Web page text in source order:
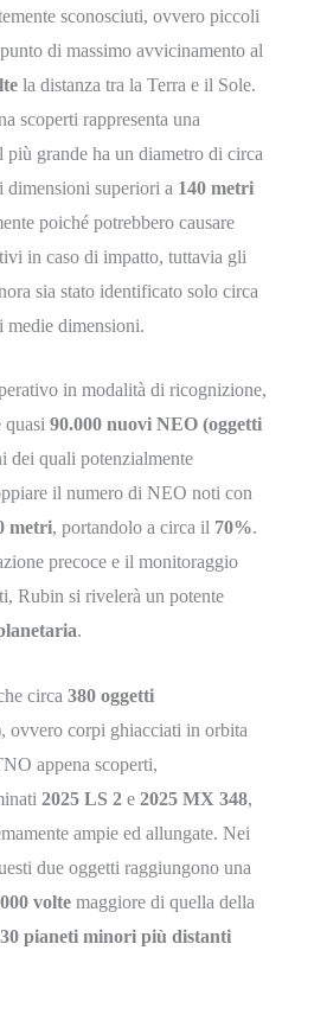
sconosciuti, ovvero piccoli
di massimo avvicinamento al
la distanza tra la Terra e il Sole.
scoperti rappresenta una
più grande ha un diametro di circa
dimensioni superiori a 140 metri
poiché potrebbero causare
in caso di impatto, tuttavia gli
sia stato identificato solo circa
dimensioni.
in modalità di ricognizione,
90.000 nuovi NEO (oggetti
dei quali potenzialmente
il numero di NEO noti con
metri, portandolo a circa il 70%.
precoce e il monitoraggio
Rubin si rivelerà un potente
.
circa 380 oggetti
, ovvero corpi ghiacciati in orbita
appena scoperti,
2025 LS 2 e 2025 MX 348,
ampie ed allungate. Nei
due oggetti raggiungono una
volte maggiore di quella della
30 pianeti minori più distanti